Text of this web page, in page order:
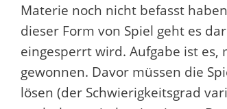
Materie noch nicht befasst
dieser Form von Spiel geht es
eingesperrt wird. Aufgabe ist es,
gewonnen. Davor müssen die
lösen (der Schwierigkeitsgrad